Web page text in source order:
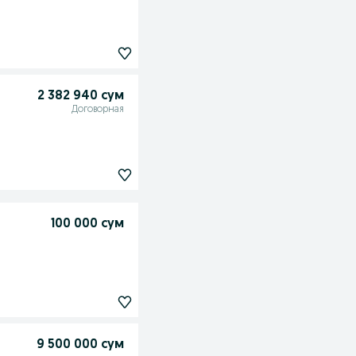
2 382 940 сум
Договорная
100 000 сум
9 500 000 сум